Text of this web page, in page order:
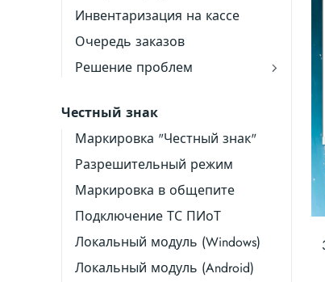
Инвентаризация на кассе
Очередь заказов
Решение проблем
Честный знак
Маркировка "Честный знак"
Разрешительный режим
Маркировка в общепите
Подключение ТС ПИоТ
Локальный модуль (Windows)
Локальный модуль (Android)